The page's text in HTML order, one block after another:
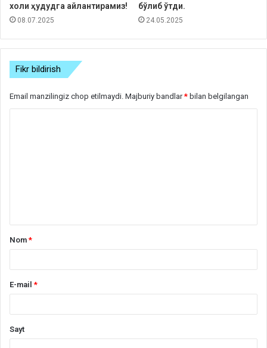
холи ҳудудга айлантирамиз!
08.07.2025
бўлиб ўтди.
24.05.2025
Fikr bildirish
Email manzilingiz chop etilmaydi. Majburiy bandlar* bilan belgilangan
Nom*
E-mail*
Sayt